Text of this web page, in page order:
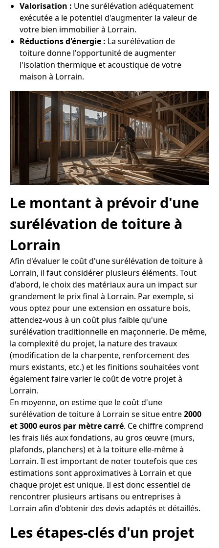
Valorisation : Une surélévation adéquatement
exécutée a le potentiel d'augmenter la valeur de
votre bien immobilier à Lorrain.
Réductions d'énergie : La surélévation de
toiture donne l'opportunité de augmenter
l'isolation thermique et acoustique de votre
maison à Lorrain.
Le montant à prévoir d'une
surélévation de toiture à
Lorrain
Afin d'évaluer le coût d'une surélévation de toiture à
Lorrain, il faut considérer plusieurs éléments. Tout
d'abord, le choix des matériaux aura un impact sur
grandement le prix final à Lorrain. Par exemple, si
vous optez pour une extension en ossature bois,
attendez-vous à un coût plus faible qu'une
surélévation traditionnelle en maçonnerie. De même,
la complexité du projet, la nature des travaux
(modification de la charpente, renforcement des
murs existants, etc.) et les finitions souhaitées vont
également faire varier le coût de votre projet à
Lorrain.
En moyenne, on estime que le coût d'une
surélévation de toiture à Lorrain se situe entre2000
et 3000 euros par mètre carré. Ce chiffre comprend
les frais liés aux fondations, au gros œuvre (murs,
plafonds, planchers) et à la toiture elle-même à
Lorrain. Il est important de noter toutefois que ces
estimations sont approximatives à Lorrain et que
chaque projet est unique. Il est donc essentiel de
rencontrer plusieurs artisans ou entreprises à
Lorrain afin d'obtenir des devis adaptés et détaillés.
Les étapes-clés d'un projet